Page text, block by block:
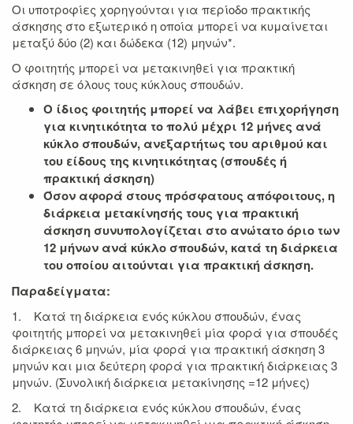
Οι υποτροφίες χορηγούνται για περίοδο πρακτικής
άσκησης στο εξωτερικό η οποία μπορεί να κυμαίνεται
μεταξύ δύο (2) και δώδεκα (12) μηνών*.
Ο φοιτητής μπορεί να μετακινηθεί για πρακτική
άσκηση σε όλους τους κύκλους σπουδών.
Ο ίδιος φοιτητής μπορεί να λάβει επιχορήγηση
για κινητικότητα το πολύ μέχρι 12 μήνες ανά
κύκλο σπουδών, ανεξαρτήτως του αριθμού και
του είδους της κινητικότητας (σπουδές ή
πρακτική άσκηση)
Όσον αφορά στους πρόσφατους απόφοιτους, η
διάρκεια μετακίνησής τους για πρακτική
άσκηση συνυπολογίζεται στο ανώτατο όριο των
12 μήνων ανά κύκλο σπουδών, κατά τη διάρκεια
του οποίου αιτούνται για πρακτική άσκηση.
Παραδείγματα:
1. Κατά τη διάρκεια ενός κύκλου σπουδών, ένας
φοιτητής μπορεί να μετακινηθεί μία φορά για σπουδές
διάρκειας 6 μηνών, μία φορά για πρακτική άσκηση 3
μηνών και μια δεύτερη φορά για πρακτική διάρκειας 3
μηνών. (Συνολική διάρκεια μετακίνησης =12 μήνες)
2. Κατά τη διάρκεια ενός κύκλου σπουδών, ένας